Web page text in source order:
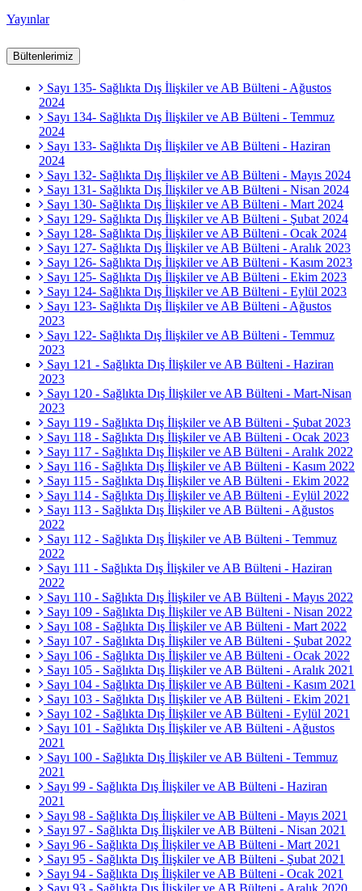
Yayınlar
Bültenlerimiz
Sayı 135- Sağlıkta Dış İlişkiler ve AB Bülteni - Ağustos
2024
Sayı 134- Sağlıkta Dış İlişkiler ve AB Bülteni - Temmuz
2024
Sayı 133- Sağlıkta Dış İlişkiler ve AB Bülteni - Haziran
2024
Sayı 132- Sağlıkta Dış İlişkiler ve AB Bülteni - Mayıs 2024
Sayı 131- Sağlıkta Dış İlişkiler ve AB Bülteni - Nisan 2024
Sayı 130- Sağlıkta Dış İlişkiler ve AB Bülteni - Mart 2024
Sayı 129- Sağlıkta Dış İlişkiler ve AB Bülteni - Şubat 2024
Sayı 128- Sağlıkta Dış İlişkiler ve AB Bülteni - Ocak 2024
Sayı 127- Sağlıkta Dış İlişkiler ve AB Bülteni - Aralık 2023
Sayı 126- Sağlıkta Dış İlişkiler ve AB Bülteni - Kasım 2023
Sayı 125- Sağlıkta Dış İlişkiler ve AB Bülteni - Ekim 2023
Sayı 124- Sağlıkta Dış İlişkiler ve AB Bülteni - Eylül 2023
Sayı 123- Sağlıkta Dış İlişkiler ve AB Bülteni - Ağustos
2023
Sayı 122- Sağlıkta Dış İlişkiler ve AB Bülteni - Temmuz
2023
Sayı 121 - Sağlıkta Dış İlişkiler ve AB Bülteni - Haziran
2023
Sayı 120 - Sağlıkta Dış İlişkiler ve AB Bülteni - Mart-Nisan
2023
Sayı 119 - Sağlıkta Dış İlişkiler ve AB Bülteni - Şubat 2023
Sayı 118 - Sağlıkta Dış İlişkiler ve AB Bülteni - Ocak 2023
Sayı 117 - Sağlıkta Dış İlişkiler ve AB Bülteni - Aralık 2022
Sayı 116 - Sağlıkta Dış İlişkiler ve AB Bülteni - Kasım 2022
Sayı 115 - Sağlıkta Dış İlişkiler ve AB Bülteni - Ekim 2022
Sayı 114 - Sağlıkta Dış İlişkiler ve AB Bülteni - Eylül 2022
Sayı 113 - Sağlıkta Dış İlişkiler ve AB Bülteni - Ağustos
2022
Sayı 112 - Sağlıkta Dış İlişkiler ve AB Bülteni - Temmuz
2022
Sayı 111 - Sağlıkta Dış İlişkiler ve AB Bülteni - Haziran
2022
Sayı 110 - Sağlıkta Dış İlişkiler ve AB Bülteni - Mayıs 2022
Sayı 109 - Sağlıkta Dış İlişkiler ve AB Bülteni - Nisan 2022
Sayı 108 - Sağlıkta Dış İlişkiler ve AB Bülteni - Mart 2022
Sayı 107 - Sağlıkta Dış İlişkiler ve AB Bülteni - Şubat 2022
Sayı 106 - Sağlıkta Dış İlişkiler ve AB Bülteni - Ocak 2022
Sayı 105 - Sağlıkta Dış İlişkiler ve AB Bülteni - Aralık 2021
Sayı 104 - Sağlıkta Dış İlişkiler ve AB Bülteni - Kasım 2021
Sayı 103 - Sağlıkta Dış İlişkiler ve AB Bülteni - Ekim 2021
Sayı 102 - Sağlıkta Dış İlişkiler ve AB Bülteni - Eylül 2021
Sayı 101 - Sağlıkta Dış İlişkiler ve AB Bülteni - Ağustos
2021
Sayı 100 - Sağlıkta Dış İlişkiler ve AB Bülteni - Temmuz
2021
Sayı 99 - Sağlıkta Dış İlişkiler ve AB Bülteni - Haziran
2021
Sayı 98 - Sağlıkta Dış İlişkiler ve AB Bülteni - Mayıs 2021
Sayı 97 - Sağlıkta Dış İlişkiler ve AB Bülteni - Nisan 2021
Sayı 96 - Sağlıkta Dış İlişkiler ve AB Bülteni - Mart 2021
Sayı 95 - Sağlıkta Dış İlişkiler ve AB Bülteni - Şubat 2021
Sayı 94 - Sağlıkta Dış İlişkiler ve AB Bülteni - Ocak 2021
Sayı 93 - Sağlıkta Dış İlişkiler ve AB Bülteni - Aralık 2020